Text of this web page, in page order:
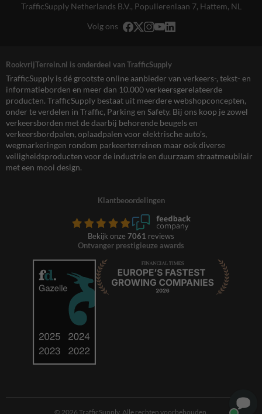
TrafficSupply Netherlands B.V., Populierenlaan 7, Hattem, NL
Volg ons
RookvrijTerrein.nl is onderdeel van TrafficSupply
TrafficSupply is dé grootste online aanbieder van verkeers-, tekst- en
informatieborden en meer dan 10.000 verkeersgerelateerde
producten. TrafficSupply bestaat uit meerdere webshopconcepten,
onder te verdelen in Traffic, Parking en Safety. Bij ons koop je zowel
verkeersborden met de daarbij behorende beugels en
verkeersbordpalen, oplaadpalen voor elektrische auto’s,
wegmarkeringen rondom parkeerterreinen maar ook diverse
veiligheidsproducten voor de industrie en duurzaam straatmeubilair
met een mooi design.
Klantbeoordelingen
Bekijk onze 7061 reviews
Ontvanger prestigieuze awards
© 2026 TrafficSupply. Alle rechten voorbehouden.